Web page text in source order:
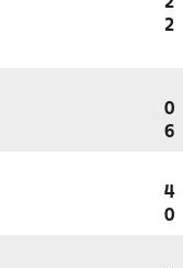
2
2
0
6
4
0